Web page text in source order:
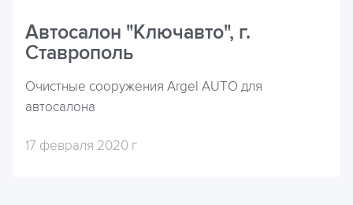
Автосалон "Ключавто", г.
Ставрополь
Очистные сооружения Argel AUTO для
автосалона
17 февраля 2020 г